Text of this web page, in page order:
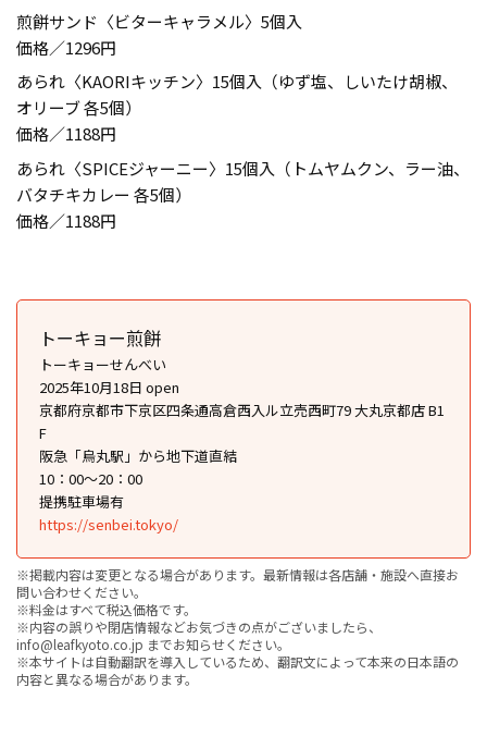
煎餅サンド〈ビターキャラメル〉5個入
価格／1296円
あられ〈KAORIキッチン〉15個入（ゆず塩、しいたけ胡椒、
オリーブ 各5個）
価格／1188円
あられ〈SPICEジャーニー〉15個入（トムヤムクン、ラー油、
バタチキカレー 各5個）
価格／1188円
トーキョー煎餅
トーキョーせんべい
2025年10月18日 open
京都府京都市下京区四条通高倉西入ル立売西町79 大丸京都店 B1
F
阪急「烏丸駅」から地下道直結
10：00〜20：00
提携駐車場有
https://senbei.tokyo/
※掲載内容は変更となる場合があります。最新情報は各店舗・施設へ直接お
問い合わせください。
※料金はすべて税込価格です。
※内容の誤りや閉店情報などお気づきの点がございましたら、
info@leafkyoto.co.jp までお知らせください。
※本サイトは自動翻訳を導入しているため、翻訳文によって本来の日本語の
内容と異なる場合があります。